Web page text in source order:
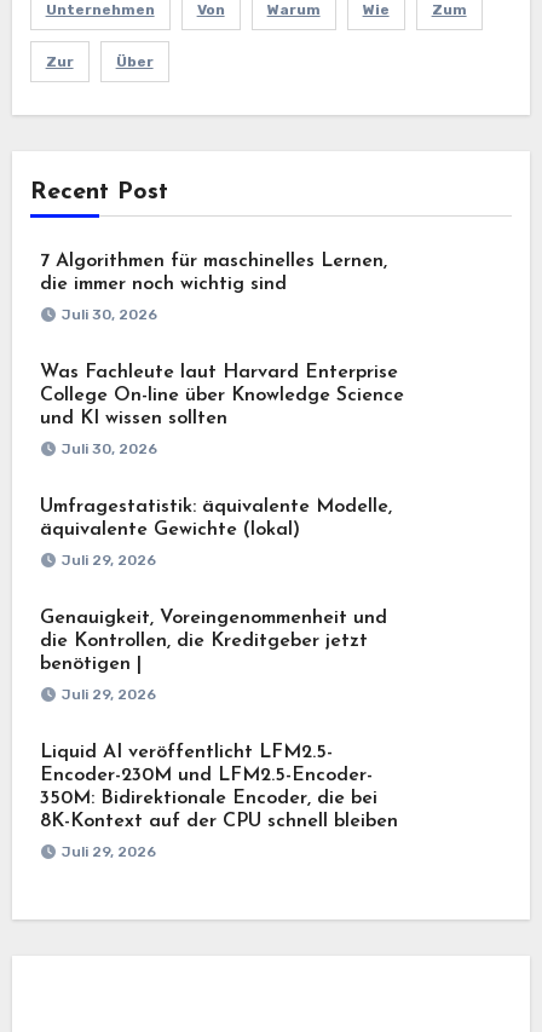
Unternehmen Von Warum Wie Zum
Zur Über
Recent Post
7 Algorithmen für maschinelles Lernen,
die immer noch wichtig sind
Juli 30, 2026
Was Fachleute laut Harvard Enterprise
College On-line über Knowledge Science
und KI wissen sollten
Juli 30, 2026
Umfragestatistik: äquivalente Modelle,
äquivalente Gewichte (lokal)
Juli 29, 2026
Genauigkeit, Voreingenommenheit und
die Kontrollen, die Kreditgeber jetzt
benötigen |
Juli 29, 2026
Liquid AI veröffentlicht LFM2.5-
Encoder-230M und LFM2.5-Encoder-
350M: Bidirektionale Encoder, die bei
8K-Kontext auf der CPU schnell bleiben
Juli 29, 2026